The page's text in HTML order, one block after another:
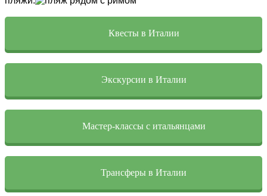
Квесты в Италии
Экскурсии в Италии
Мастер-классы с итальянцами
Трансферы в Италии